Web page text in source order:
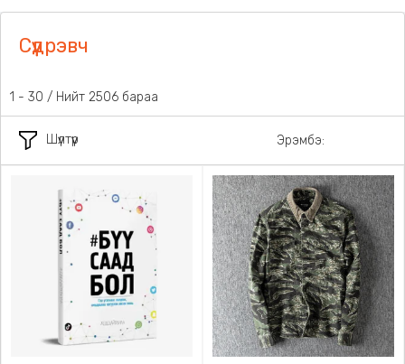
Сүүдрэвч
Шүүлтүүр
1 - 30 / Нийт 2506 бараа
Эрэмбэ: